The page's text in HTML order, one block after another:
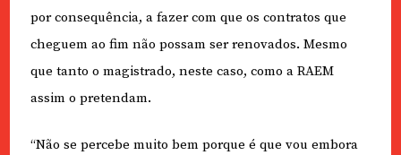
por consequência, a fazer com que os contratos que
cheguem ao fim não possam ser renovados. Mesmo
que tanto o magistrado, neste caso, como a RAEM
assim o pretendam.
“Não se percebe muito bem porque é que vou embora